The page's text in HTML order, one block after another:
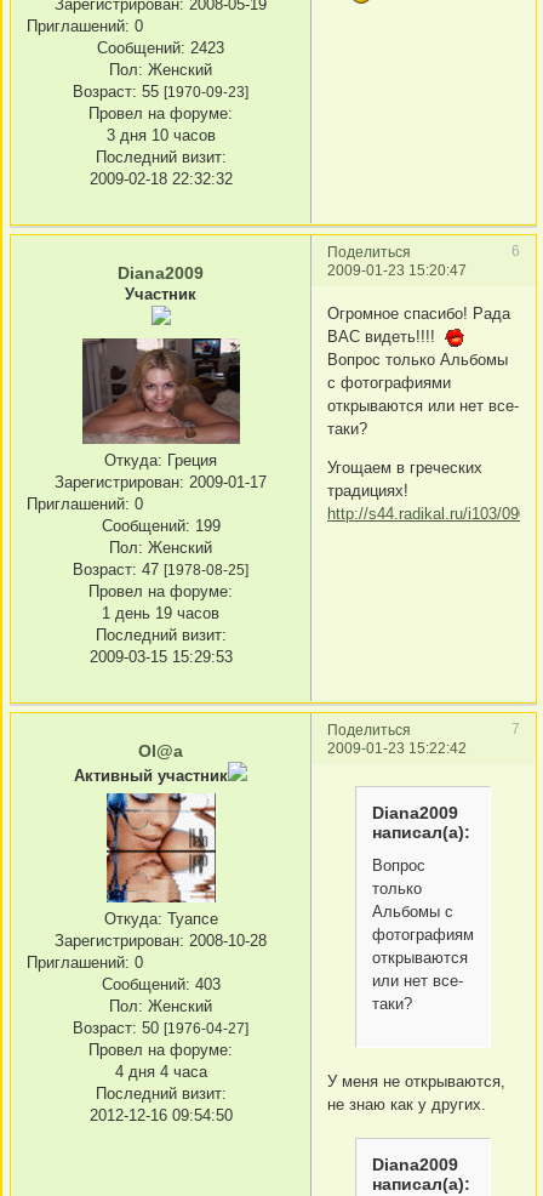
Зарегистрирован: 2008-05-19
Приглашений: 0
Сообщений: 2423
Пол: Женский
Возраст: 55 [1970-09-23]
Провел на форуме:
3 дня 10 часов
Последний визит:
2009-02-18 22:32:32
Поделиться
6
2009-01-23 15:20:47
Diana2009
Участник
Откуда: Греция
Зарегистрирован: 2009-01-17
Приглашений: 0
Сообщений: 199
Пол: Женский
Возраст: 47 [1978-08-25]
Провел на форуме:
1 день 19 часов
Последний визит:
2009-03-15 15:29:53
Огромное спасибо! Рада
ВАС видеть!!!!
Вопрос только Альбомы
с фотографиями
открываются или нет все-
таки?
Угощаем в греческих
традициях!
http://s44.radikal.ru/i103/
Поделиться
7
2009-01-23 15:22:42
Ol@a
Активный участник
Откуда: Туапсе
Зарегистрирован: 2008-10-28
Приглашений: 0
Сообщений: 403
Пол: Женский
Возраст: 50 [1976-04-27]
Провел на форуме:
4 дня 4 часа
Последний визит:
2012-12-16 09:54:50
Diana2009
написал(а):
Вопрос
только
Альбомы с
фотографиями
открываются
или нет все-
таки?
У меня не открываются,
не знаю как у других.
Diana2009
написал(а):